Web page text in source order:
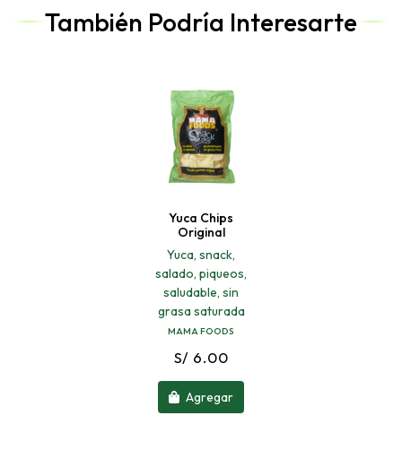
También Podría Interesarte
Yuca Chips
Original
Yuca, snack,
salado, piqueos,
saludable, sin
grasa saturada
MAMA FOODS
S/ 6.00
Agregar